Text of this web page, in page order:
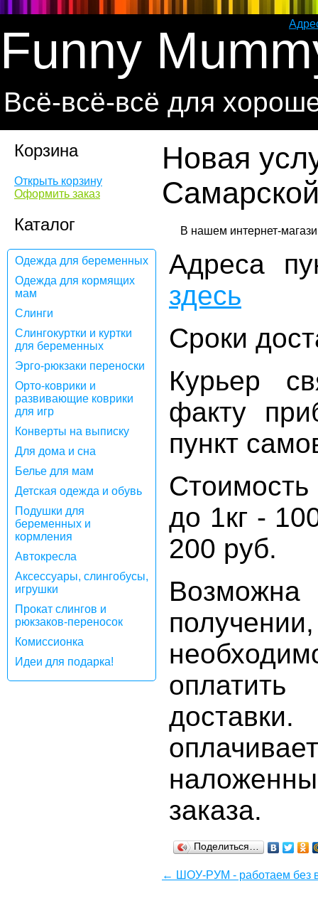
Funny
Всё-всё-всё для
Корзина
Открыть корзину
Оформить заказ
Каталог
Одежда для беременных
Одежда для кормящих
мам
Слинги
Слингокуртки и куртки
для беременных
Эрго-рюкзаки переноски
Орто-коврики и
развивающие коврики
для игр
Конверты на выписку
Для дома и сна
Белье для мам
Детская одежда и обувь
Подушки для
беременных и
кормления
Автокресла
Аксессуары, слингобусы,
игрушки
Прокат слингов и
рюкзаков-переносок
Комиссионка
Идеи для подарка!
Новая
Адреса
здесь
Сроки
Курьер
факту
пункт
до 1кг -
200 руб.
заказа.
Поделиться…
← ШОУ-РУМ - работаем без